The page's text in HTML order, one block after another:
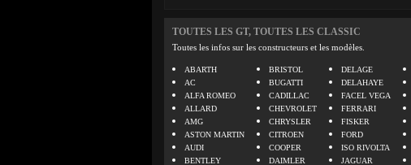
TOUTES LES GT, TOUTES LES CLASSIC
Toutes les infos sur les constructeurs et les modèles.
ABARTH
AC
ALFA ROMEO
ALLARD
AMG
ASTON MARTIN
AUDI
BENTLEY
BRISTOL
BUGATTI
CADILLAC
CHEVROLET
CHRYSLER
CITROEN
COOPER
DAIMLER
DELAGE
DELAHAYE
FACEL VEGA
FERRARI
FISKER
FORD
ISO RIVOLTA
JAGUAR